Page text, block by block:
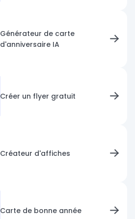
Générateur de carte
d'anniversaire IA
Créer un flyer gratuit
Créateur d'affiches
Carte de bonne année